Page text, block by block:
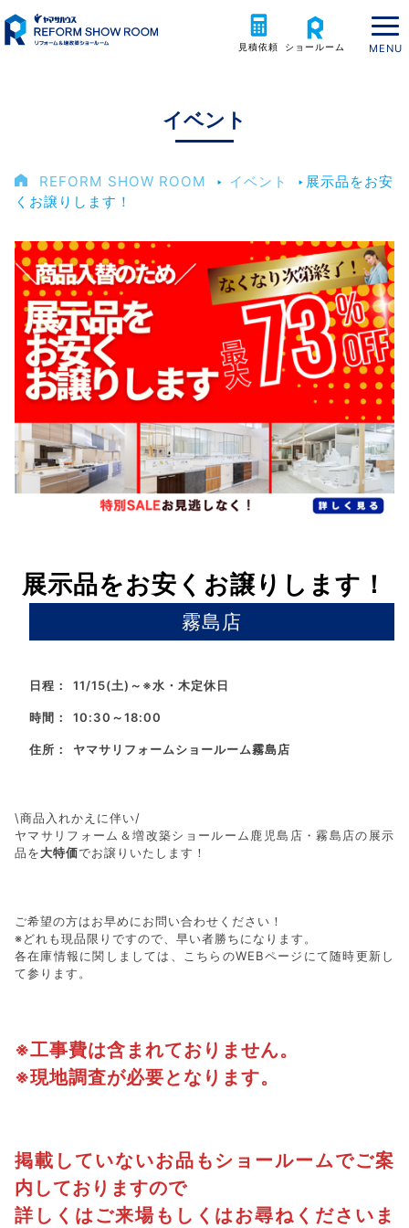
見積依頼 ショールーム
イベント
REFORM SHOW ROOM ‣ イベント ‣ 展示品をお安
くお譲りします！
展示品をお安くお譲りします！
霧島店
日程： 11/15(土)～※水・木定休日
時間： 10:30～18:00
住所： ヤマサリフォームショールーム霧島店
\商品入れかえに伴い/
ヤマサリフォーム＆増改築ショールーム鹿児島店・霧島店の展示
品を大特価でお譲りいたします！
ご希望の方はお早めにお問い合わせください！
※どれも現品限りですので、早い者勝ちになります。
各在庫情報に関しましては、こちらのWEBページにて随時更新し
て参ります。
※工事費は含まれておりません。
※現地調査が必要となります。
掲載していないお品もショールームでご案
内しておりますので
詳しくはご来場もしくはお尋ねくださいま